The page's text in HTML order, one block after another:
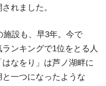
れました。
施設も、早3年。今で
ンキングで1位をとる人
なをり」は芦ノ湖畔に
一つになったような